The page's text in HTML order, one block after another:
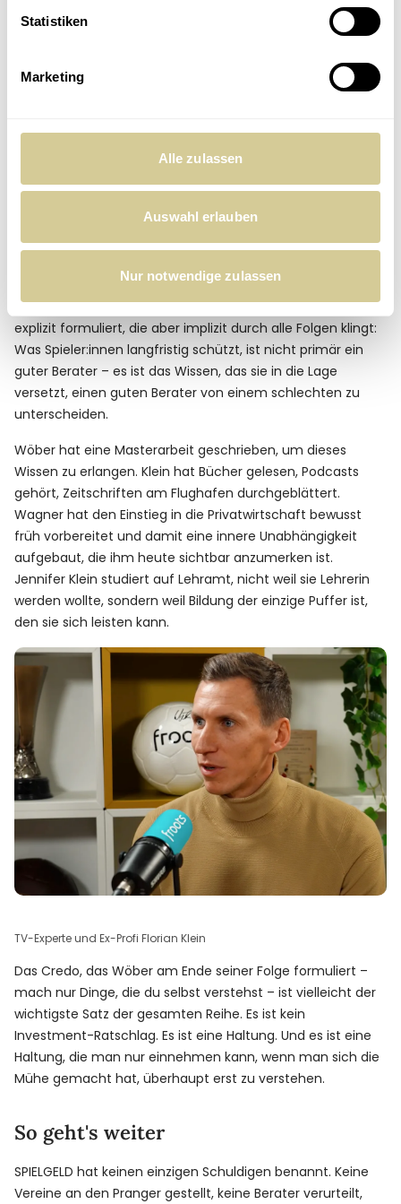
Statistiken
Marketing
Alle zulassen
Auswahl erlauben
Nur notwendige zulassen
fortgeschrittenen Forderungen. Das sind Grundlagen.
Was Jennifer Klein in diesem Gespräch zeigt, ist etwas, das
man nicht inszenieren kann: Sie ist sich ihres eigenen
Wertes bewusst, kämpft für strukturelle Verbesserungen,
Kollegen als gegeben betrachten.
Was wirklich schützt
Wenn man alle vier Gespräche nebeneinander legt,
kristallisiert sich eine These heraus, die keiner der Gäste
explizit formuliert, die aber implizit durch alle Folgen klingt:
Was Spieler:innen langfristig schützt, ist nicht primär ein
guter Berater – es ist das Wissen, das sie in die Lage
versetzt, einen guten Berater von einem schlechten zu
unterscheiden.
Wöber hat eine Masterarbeit geschrieben, um dieses
Wissen zu erlangen. Klein hat Bücher gelesen, Podcasts
gehört, Zeitschriften am Flughafen durchgeblättert.
Wagner hat den Einstieg in die Privatwirtschaft bewusst
früh vorbereitet und damit eine innere Unabhängigkeit
aufgebaut, die ihm heute sichtbar anzumerken ist.
Jennifer Klein studiert auf Lehramt, nicht weil sie Lehrerin
werden wollte, sondern weil Bildung der einzige Puffer ist,
den sie sich leisten kann.
TV-Experte und Ex-Profi Florian Klein
Das Credo, das Wöber am Ende seiner Folge formuliert –
mach nur Dinge, die du selbst verstehst – ist vielleicht der
wichtigste Satz der gesamten Reihe. Es ist kein
Investment-Ratschlag. Es ist eine Haltung. Und es ist eine
Haltung, die man nur einnehmen kann, wenn man sich die
Mühe gemacht hat, überhaupt erst zu verstehen.
So geht's weiter
SPIELGELD hat keinen einzigen Schuldigen benannt. Keine
Vereine an den Pranger gestellt, keine Berater verurteilt,